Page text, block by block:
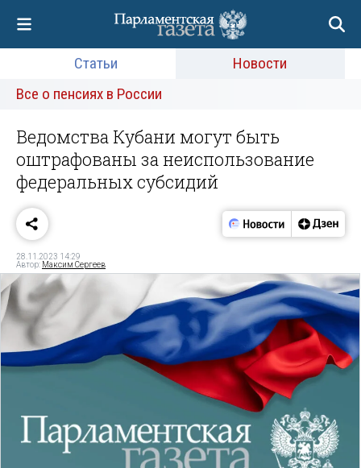
Статьи
Новости
Все о пенсиях в России
Ведомства Кубани могут быть
оштрафованы за неиспользование
федеральных субсидий
28.11.2023 14:29
Автор: Максим Сергеев